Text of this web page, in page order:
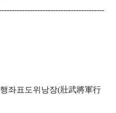
좌표도위낭장(壯武將軍行